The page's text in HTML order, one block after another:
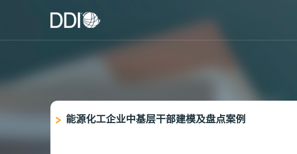
能源化工企业中基层干部建模及盘点案例